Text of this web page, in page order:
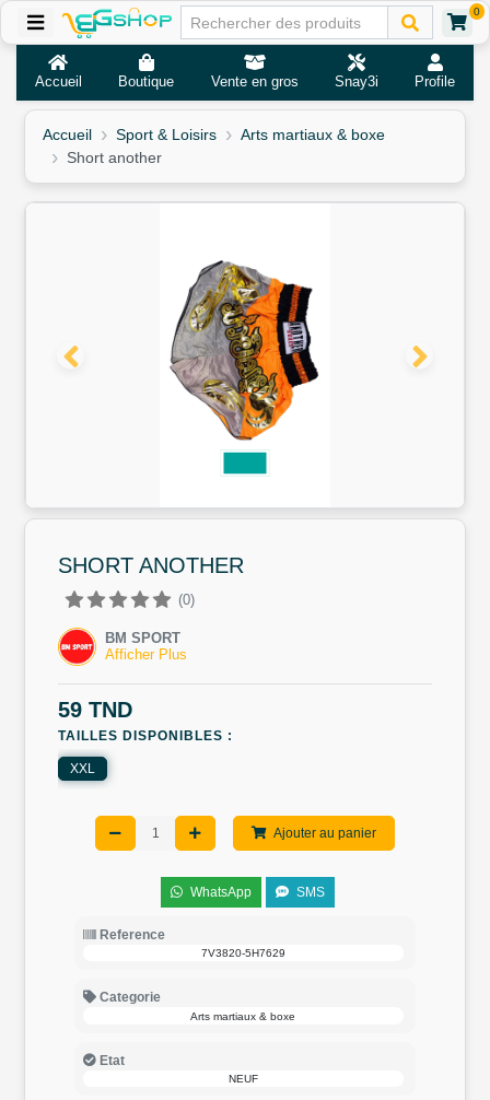
0
Accueil Boutique Vente en gros Snay3i Profile
Accueil Sport & Loisirs
Arts martiaux & boxe
Short another
SHORT ANOTHER
(0)
BM SPORT
Afficher Plus
59 TND
TAILLES DISPONIBLES :
XXL
Ajouter au panier
WhatsApp SMS
Reference
7V3820-5H7629
Categorie
Arts martiaux & boxe
Etat
NEUF